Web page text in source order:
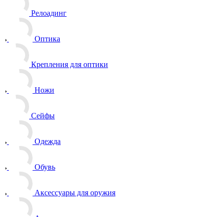
Релоадинг
Оптика
Крепления для оптики
Ножи
Сейфы
Одежда
Обувь
Аксессуары для оружия